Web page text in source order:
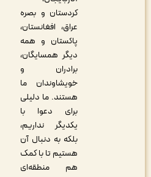
کردستان و بصره
عراق، افغانستان،
پاکستان و همه
دیگر همسایگان،
برادران و
خویشاوندان ما
هستند. ما دلیلی
برای دعوا با
یکدیگر نداریم،
بلکه به دنبال آن
هستیم تا با کمک
هم منطقه‌ای